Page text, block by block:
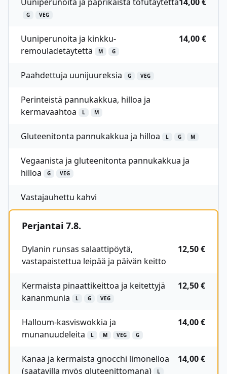
G VEG
Uuniperunoita ja kinkku-
remouladetäytettä
M G
14,00 €
Paahdettuja uunijuureksia G VEG
Perinteistä pannukakkua, hilloa ja
kermavaahtoa
L M
Gluteenitonta pannukakkua ja hilloa L G M
Vegaanista ja gluteenitonta pannukakkua ja
hilloa
G VEG
Vastajauhettu kahvi
Perjantai 7.8.
Dylanin runsas salaattipöytä,
vastapaistettua leipää ja päivän keitto
12,50 €
Kermaista pinaattikeittoa ja keitettyjä
kananmunia
L G VEG
12,50 €
Halloum-kasviswokkia ja
munanuudeleita
L M VEG G
14,00 €
Kanaa ja kermaista gnocchi limonelloa
(saatavilla myös gluteenittomana)
L
14,00 €